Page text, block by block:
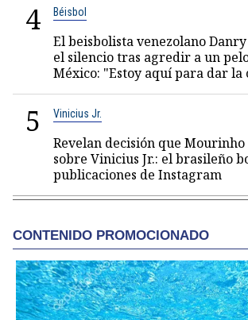
4 Béisbol
El beisbolista venezolano
el silencio tras agredir a un
México: "Estoy aquí para dar la
5 Vinicius Jr.
Revelan decisión que
sobre Vinicius Jr.: el brasileño
publicaciones de Instagram